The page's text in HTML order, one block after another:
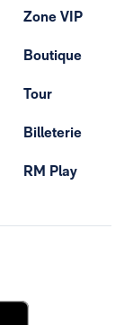
Zone VIP
Boutique
Tour
Billeterie
RM Play